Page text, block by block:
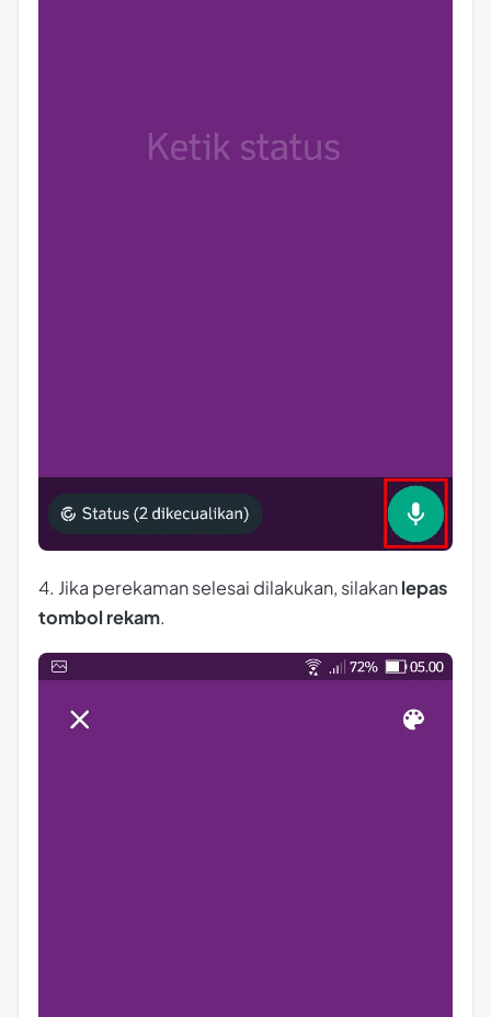
4. Jika perekaman selesai dilakukan, silakanlepas
tombol rekam.